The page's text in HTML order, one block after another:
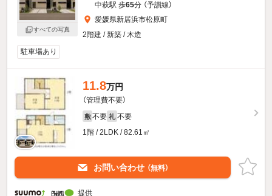
すべての写真
中萩駅 歩65分 （予讃線）
愛媛県新居浜市松原町
2階建 / 新築 / 木造
駐車場あり
11.8万円
（管理費不要）
敷 不要 礼 不要
1階 / 2LDK / 82.61㎡
お問い合わせ （無料）
提供